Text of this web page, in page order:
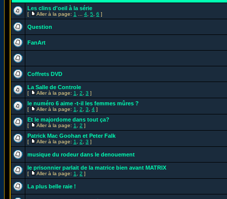
Les clins d'oeil à la série
[ Aller à la page: 1 4 5 6 ]
Question
FanArt
Coffrets DVD
La Salle de Controle
[ Aller à la page: 1 2 3 ]
le numéro 6 aime -t-il les femmes mûres ?
[ Aller à la page: 1 2 3 4 ]
Et le majordome dans tout ça?
[ Aller à la page: 1 2 ]
Patrick Mac Goohan et Peter Falk
[ Aller à la page: 1 2 3 ]
musique du rodeur dans le denouement
le prisonnier parlait de la matrice bien avant MATRIX
[ Aller à la page: 1 2 ]
La plus belle raie !